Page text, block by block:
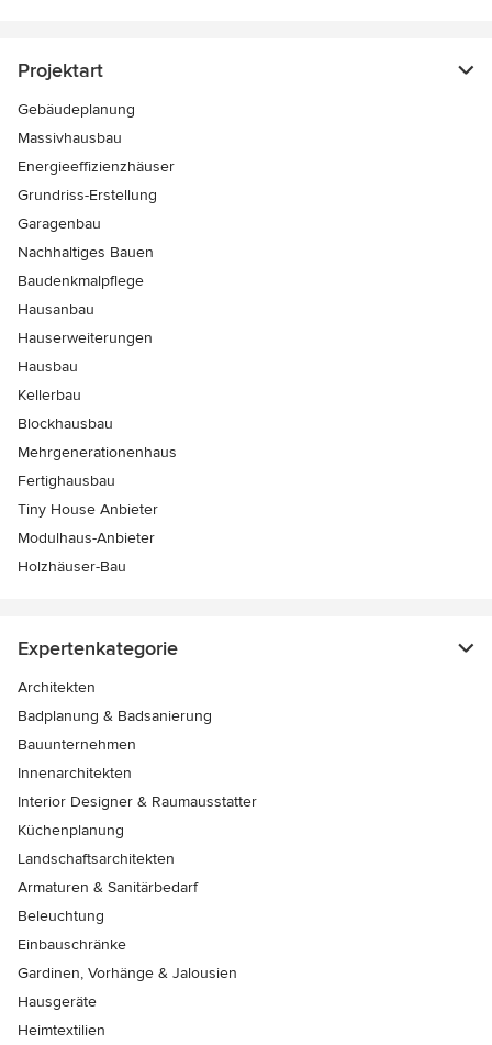
Projektart
Gebäudeplanung
Massivhausbau
Energieeffizienzhäuser
Grundriss-Erstellung
Garagenbau
Nachhaltiges Bauen
Baudenkmalpflege
Hausanbau
Hauserweiterungen
Hausbau
Kellerbau
Blockhausbau
Mehrgenerationenhaus
Fertighausbau
Tiny House Anbieter
Modulhaus-Anbieter
Holzhäuser-Bau
Expertenkategorie
Architekten
Badplanung & Badsanierung
Bauunternehmen
Innenarchitekten
Interior Designer & Raumausstatter
Küchenplanung
Landschaftsarchitekten
Armaturen & Sanitärbedarf
Beleuchtung
Einbauschränke
Gardinen, Vorhänge & Jalousien
Hausgeräte
Heimtextilien